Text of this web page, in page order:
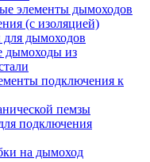
элементы дымоходов
(с изоляцией)
дымоходов
дымоходы из
подключения к
пемзы
подключения
на дымоход